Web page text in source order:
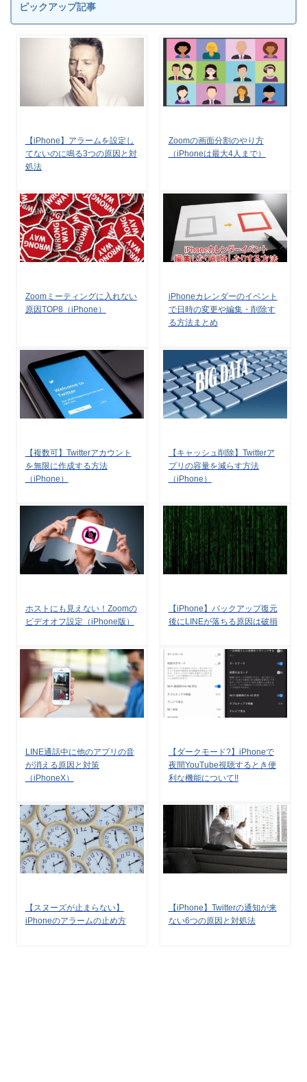
ピックアップ記事
【iPhone】アラームを設定し
てないのに鳴る3つの原因と対
処法
Zoomの画面分割のやり方
（iPhoneは最大4人まで）
Zoomミーティングに入れない
原因TOP8（iPhone）
iPhoneカレンダーのイベント
で日時の変更や編集・削除す
る方法まとめ
【複数可】Twitterアカウント
を無限に作成する方法
（iPhone）
【キャッシュ削除】Twitterア
プリの容量を減らす方法
（iPhone）
ホストにも見えない！Zoomの
ビデオオフ設定（iPhone版）
【iPhone】バックアップ復元
後にLINEが落ちる原因は破損
LINE通話中に他のアプリの音
が消える原因と対策
（iPhoneX）
【ダークモード?】iPhoneで
夜間YouTube視聴するとき便
利な機能について!!
【スヌーズが止まらない】
iPhoneのアラームの止め方
【iPhone】Twitterの通知が来
ない6つの原因と対処法